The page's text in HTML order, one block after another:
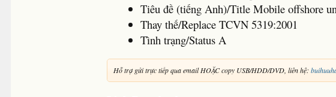
Tiêu đề (tiếng Anh)/Title Mobile offshore
Thay thế/Replace TCVN 5319:2001
Tình trạng/Status A
Hỗ trợ gửi trực tiếp qua email HOẶC copy USB/HDD/DVD, liên hệ: